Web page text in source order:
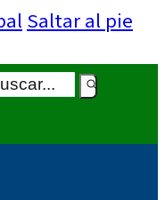
Saltar al pie